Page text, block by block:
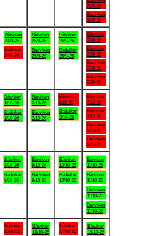
20/9-26
Badviken
20/9-26
Båtviken
24/9-26
Badviken
24/9-26
Båtviken
25/9-26
Badviken
25/9-26
Båtviken
26/9-26
Badviken
26/9-26
Båtviken
27/9-26
Båtviken
27/9-26
Badviken
27/9-26
Badviken
27/9-26
Båtviken
1/10-26
Badviken
1/10-26
Båtviken
2/10-26
Badviken
2/10-26
Båtviken
3/10-26
Badviken
3/10-26
Båtviken
4/10-26
Båtviken
4/10-26
Badviken
4/10-26
Badviken
4/10-26
Båtviken
8/10-26
Badviken
8/10-26
Båtviken
9/10-26
Badviken
9/10-26
Båtviken
10/10-26
Badviken
10/10-26
Båtviken
11/10-26
Båtviken
11/10-26
Badviken
11/10-26
Badviken
11/10-26
Båtviken
15/10-26
Båtviken
16/10-26
Båtviken
17/10-26
Båtviken
18/10-26